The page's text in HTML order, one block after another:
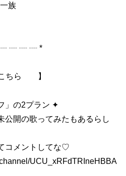
族
┈ ┈ ┈ *
こちら 】
」の2プラン ✦
公開の歌ってみたもあるらし
コメントしてな♡
UCU_xRFdTRIneHBBA